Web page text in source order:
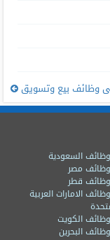
وظائف بيع وتسويق
وظائف السعودية
وظائف مصر
وظائف قطر
وظائف الامارات العربية
وظائف الكويت
وظائف البحرين